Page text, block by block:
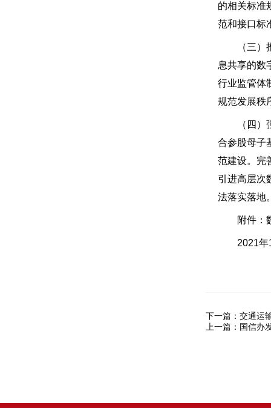
的相关标准
范和接口标
（三）推
息共享的数
行业监管体
规范发展秩
（四）强
合参股母子
范建设。完
引进高层次
法落实落地
附件：数
2021年
下一篇： 交通运
上一篇： 国信办